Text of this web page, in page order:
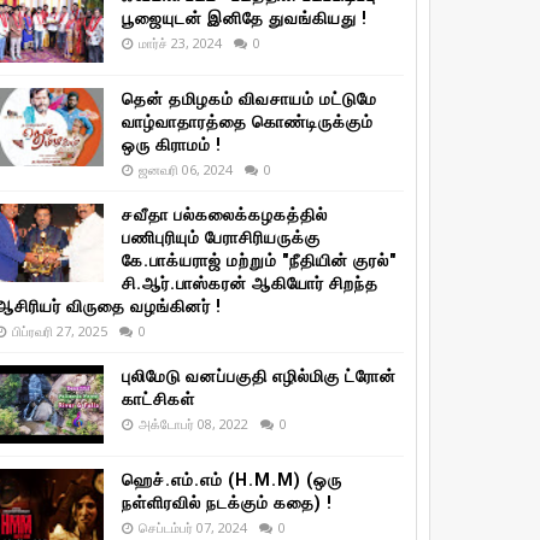
பூஜையுடன் இனிதே துவங்கியது !
மார்ச் 23, 2024 0
தென் தமிழகம் விவசாயம் மட்டுமே
வாழ்வாதாரத்தை கொண்டிருக்கும்
ஒரு கிராமம் !
ஜனவரி 06, 2024 0
சவீதா பல்கலைக்கழகத்தில்
பணிபுரியும் பேராசிரியருக்கு
கே.பாக்யராஜ் மற்றும் "நீதியின் குரல்"
சி.ஆர்.பாஸ்கரன் ஆகியோர் சிறந்த
விருதை வழங்கினர் !
பிப்ரவரி 27, 2025 0
புலிமேடு வனப்பகுதி எழில்மிகு ட்ரோன்
காட்சிகள்
அக்டோபர் 08, 2022 0
ஹெச்.எம்.எம் (H.M.M) (ஒரு
நள்ளிரவில் நடக்கும் கதை) !
செப்டம்பர் 07, 2024 0